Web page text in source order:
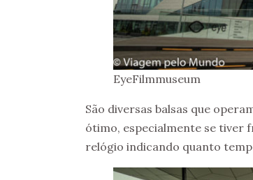
EyeFilmmuseum
São diversas balsas que
ótimo, especialmente se tiver
relógio indicando quanto